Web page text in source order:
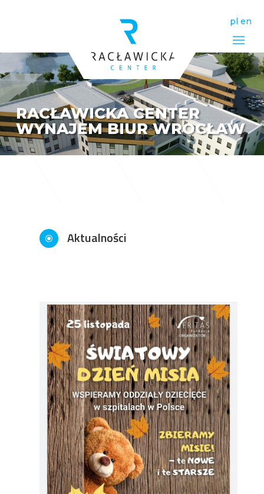
pl en
RACŁAWICKA CENTER
WYNAJEM BIUR WROCŁAW
\ Aktualności